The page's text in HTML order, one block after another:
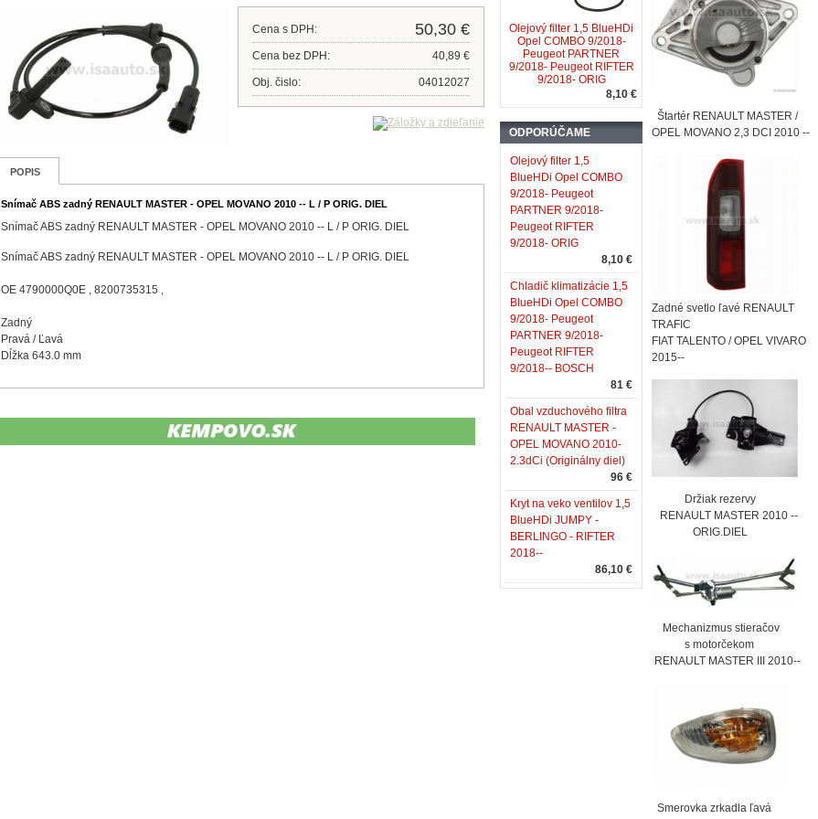
Cena s DPH: 50,30 €
Cena bez DPH: 40,89 €
Obj. čislo: 04012027
POPIS
Snímač ABS zadný RENAULT MASTER - OPEL MOVANO 2010 -- L / P ORIG. DIEL
Snímač ABS zadný RENAULT MASTER - OPEL MOVANO 2010 -- L / P ORIG. DIEL
Snímač ABS zadný RENAULT MASTER - OPEL MOVANO 2010 -- L / P ORIG. DIEL
OE 4790000Q0E , 8200735315 ,
Zadný
Pravá / Ľavá
Dĺžka 643.0 mm
Olejový filter 1,5 BlueHDi
Opel COMBO 9/2018-
Peugeot PARTNER
9/2018- Peugeot RIFTER
9/2018- ORIG
8,10 €
ODPORÚČAME
Olejový filter 1,5
BlueHDi Opel COMBO
9/2018- Peugeot
PARTNER 9/2018-
Peugeot RIFTER
9/2018- ORIG
8,10 €
Chladič klimatizácie 1,5
BlueHDi Opel COMBO
9/2018- Peugeot
PARTNER 9/2018-
Peugeot RIFTER
9/2018-- BOSCH
81 €
Obal vzduchového filtra
RENAULT MASTER -
OPEL MOVANO 2010-
2.3dCi (Originálny diel)
96 €
Kryt na veko ventilov 1,5
BlueHDi JUMPY -
BERLINGO - RIFTER
2018--
86,10 €
Štartér RENAULT MASTER /
OPEL MOVANO 2,3 DCI 2010 --
Zadné svetlo ľavé RENAULT
TRAFIC
FIAT TALENTO / OPEL VIVARO
2015--
Držiak rezervy
RENAULT MASTER 2010 --
ORIG.DIEL
Mechanizmus stieračov
s motorčekom
RENAULT MASTER III 2010--
Smerovka zrkadla ľavá